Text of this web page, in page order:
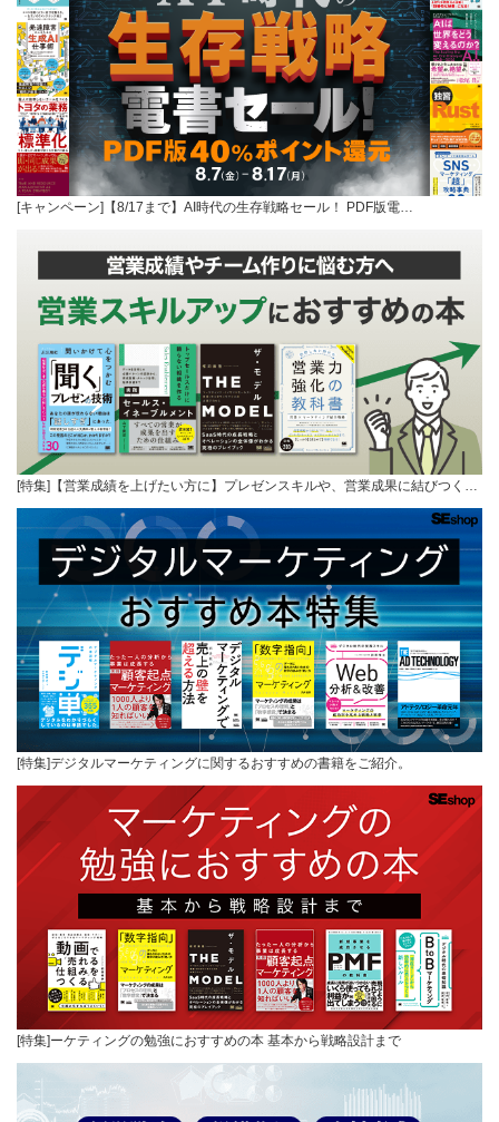
[キャンペーン]【8/17まで】AI時代の生存戦略セール！ PDF版電…
[特集]【営業成績を上げたい方に】プレゼンスキルや、営業成果に結びつく…
[特集]デジタルマーケティングに関するおすすめの書籍をご紹介。
[特集]ーケティングの勉強におすすめの本 基本から戦略設計まで